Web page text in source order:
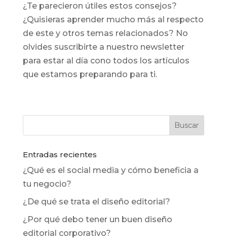
¿Te parecieron útiles estos consejos?
¿Quisieras aprender mucho más al respecto
de este y otros temas relacionados? No
olvides suscribirte a nuestro newsletter
para estar al día cono todos los artículos
que estamos preparando para ti.
Entradas recientes
¿Qué es el social media y cómo beneficia a
tu negocio?
¿De qué se trata el diseño editorial?
¿Por qué debo tener un buen diseño
editorial corporativo?